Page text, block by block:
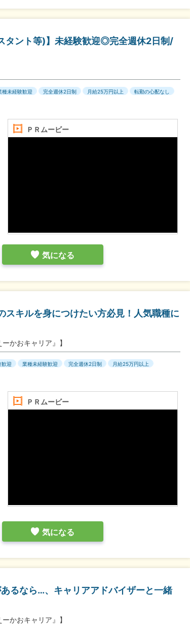
タント等)】未経験歓迎◎完全週休2日制/
種未経験歓迎 完全週休2日制 月給25万円以上
転勤の心配なし
ＰＲムービー
気になる
スキルを身につけたい方必見！人気職種に
かおキャリア』】
歓迎 業種未経験歓迎 完全週休2日制
月給25万円以上
ＰＲムービー
気になる
るなら…、キャリアアドバイザーと一緒
かおキャリア』】